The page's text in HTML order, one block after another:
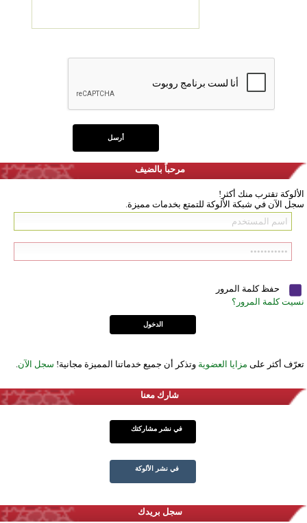
مرحباً بالضيف
الألوكة تقترب منك أكثر!
سجل الآن في شبكة الألوكة للتمتع بخدمات مميزة.
حفظ كلمة المرور
نسيت كلمة المرور؟
تعرّف أكثر على مزايا العضوية وتذكر أن جميع خدماتنا المميزة مجانية! سجل الآن
شارك معنا
في نشر مشاركتك
في نشر الألوكة
سجل بريدك